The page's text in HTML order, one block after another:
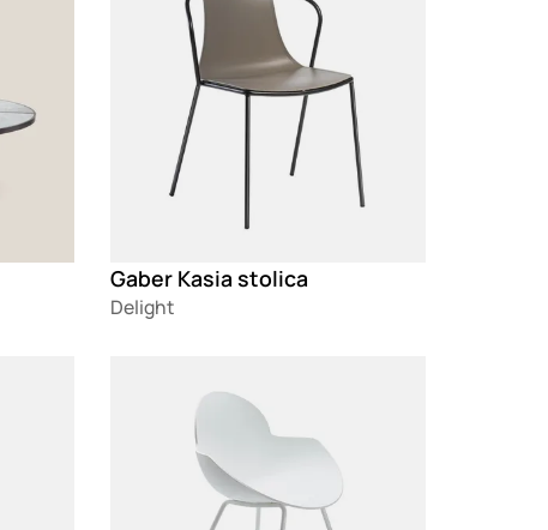
Gaber Kasia stolica
Delight